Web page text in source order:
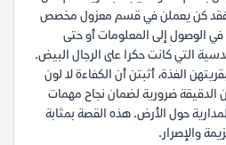
فقد كن يعملن في قسم معزول مخصص
الوصول إلى المعلومات أو حتى
التي كانت حكرا على الرجال البيض.
الفذة، أثبتن أن الكفاءة لا لون
الدقيقة ضرورية لضمان نجاح مهمات
حول الأرض. هذه القصة بمثابة
والإصرار.